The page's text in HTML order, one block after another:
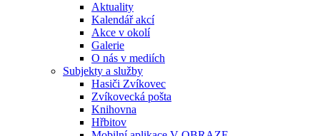
Aktuality
Kalendář akcí
Akce v okolí
Galerie
O nás v mediích
Subjekty a služby
Hasiči Zvíkovec
Zvíkovecká pošta
Knihovna
Hřbitov